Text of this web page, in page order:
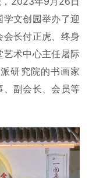
文创园举办了迎
会长付正虎、终身
艺术中心主任屠际
研究院的书画家
、副会长、会员等